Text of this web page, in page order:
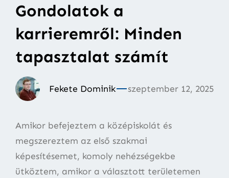
Gondolatok a
karrieremről: Minden
tapasztalat számít
Fekete Dominik szeptember 12, 2025
Amikor befejeztem a középiskolát és
megszereztem az első szakmai
képesítésemet, komoly nehézségekbe
ütköztem, amikor a választott területemen